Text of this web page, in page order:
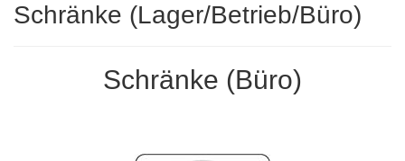
Schränke (Lager/Betrieb/Büro)
Schränke (Büro)